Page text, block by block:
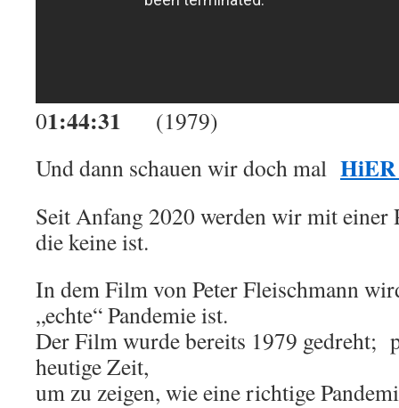
01:44:31 (1979)
Und dann schauen wir doch mal
Seit Anfang 2020 werden wir mit einer
die keine ist.
In dem Film von Peter Fleischmann
„echte“ Pandemie ist.
Der Film wurde bereits 1979 gedreht;
heutige Zeit,
um zu zeigen, wie eine richtige